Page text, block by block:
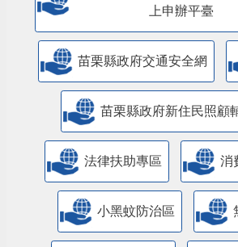
上申辦平臺
苗栗縣政府交通安全網
苗栗縣政府新住民照顧
法律扶助專區 消
小黑蚊防治區